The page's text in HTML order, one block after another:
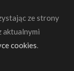
ze strony
aktualnymi
cookies.